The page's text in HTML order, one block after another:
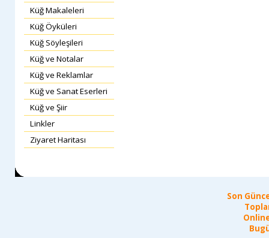
Küğ Makaleleri
Küğ Öyküleri
Küğ Söyleşileri
Küğ ve Notalar
Küğ ve Reklamlar
Küğ ve Sanat Eserleri
Küğ ve Şiir
Linkler
Ziyaret Haritası
Son